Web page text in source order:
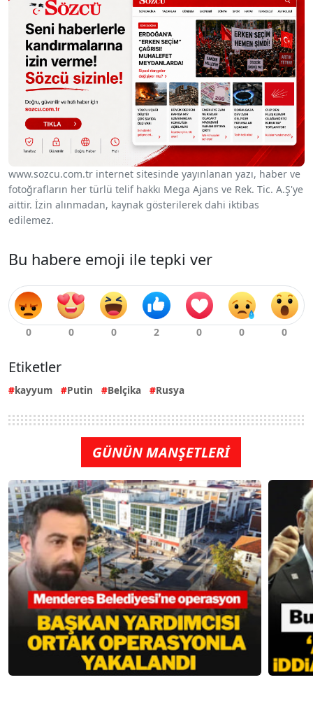
www.sozcu.com.tr internet sitesinde yayınlanan yazı, haber ve
fotoğrafların her türlü telif hakkı Mega Ajans ve Rek. Tic. A.Ş'ye
aittir. İzin alınmadan, kaynak gösterilerek dahi iktibas
edilemez.
Bu habere emoji ile tepki ver
Etiketler
kayyum Putin Belçika Rusya
GÜNÜN MANŞETLERİ